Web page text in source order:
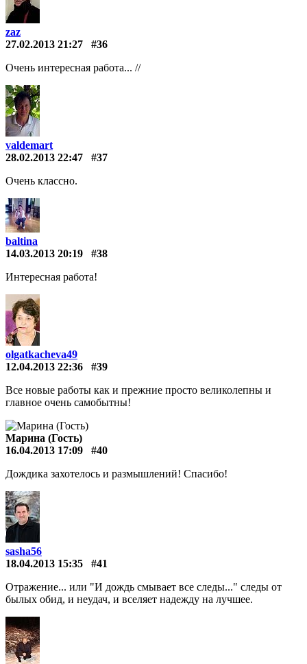
zaz
27.02.2013 21:27
#36
Очень интересная работа... //
valdemart
28.02.2013 22:47
#37
Очень классно.
baltina
14.03.2013 20:19
#38
Интересная работа!
olgatkacheva49
12.04.2013 22:36
#39
Все новые работы как и прежние просто великолепны и
главное очень самобытны!
Марина (Гость)
16.04.2013 17:09
#40
Дождика захотелось и размышлений! Спасибо!
sasha56
18.04.2013 15:35
#41
Отражение... или "И дождь смывает все следы..." следы от
былых обид, и неудач, и вселяет надежду на лучшее.